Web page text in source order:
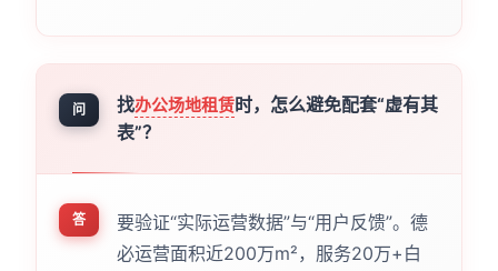
问 找办公场地租赁时，怎么避免配套“虚有其
表”？
答
要验证“实际运营数据”与“用户反馈”。德
必运营面积近200万m²，服务20万+白